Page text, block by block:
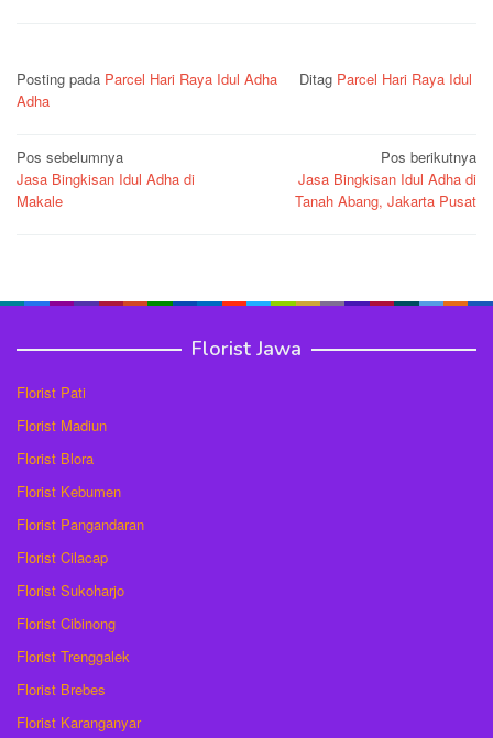
Posting pada Parcel Hari Raya Idul Adha Ditag Parcel Hari Raya Idul
Adha
Navigasi
pos
Pos sebelumnya
Jasa Bingkisan Idul Adha di
Makale
Pos berikutnya
Jasa Bingkisan Idul Adha di
Tanah Abang, Jakarta Pusat
Florist Jawa
Florist Pati
Florist Madiun
Florist Blora
Florist Kebumen
Florist Pangandaran
Florist Cilacap
Florist Sukoharjo
Florist Cibinong
Florist Trenggalek
Florist Brebes
Florist Karanganyar